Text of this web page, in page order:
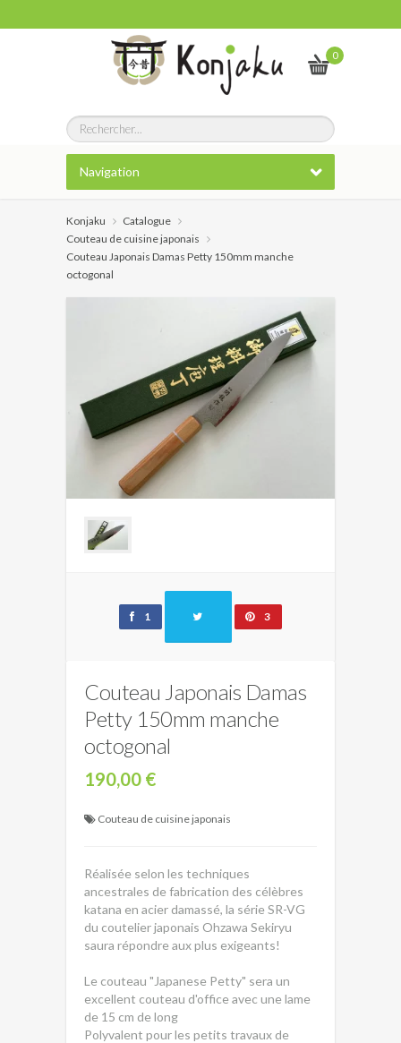
0
Navigation
Konjaku
Catalogue
Couteau de cuisine japonais
Couteau Japonais Damas Petty 150mm manche
octogonal
1 3
Couteau Japonais Damas
Petty 150mm manche
octogonal
190,00 €
Couteau de cuisine japonais
Réalisée selon les techniques
ancestrales de fabrication des célèbres
katana en acier damassé, la série SR-VG
du coutelier japonais Ohzawa Sekiryu
saura répondre aux plus exigeants!
Le couteau "Japanese Petty" sera un
excellent couteau d'office avec une lame
de 15 cm de long
Polyvalent pour les petits travaux de